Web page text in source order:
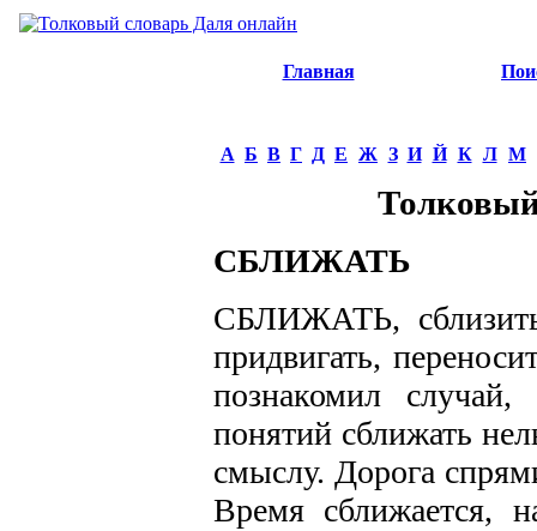
Главная
А Б В Г Д Е Ж З И Й К Л М
СБЛИЖАТЬ
СБЛИЖАТЬ,
придвигать,
познакомил
понятий сближать
смыслу. Дорога
Время сближается,